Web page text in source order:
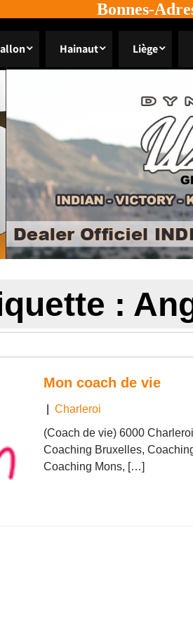
Bonnes-
Hainaut Liège
:
Mon coach de vie
Charleroi
(Coach de vie) 6000
Coaching Bruxelles,
Coaching Mons, […]